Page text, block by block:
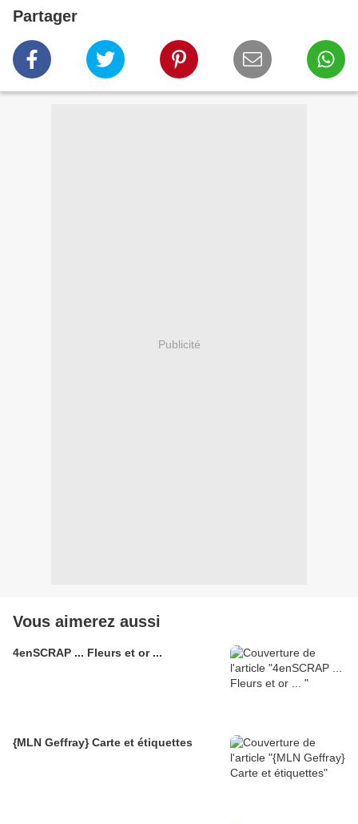
Partager
Publicité
Vous aimerez aussi
4enSCRAP ... Fleurs et or ...
{MLN Geffray} Carte et étiquettes